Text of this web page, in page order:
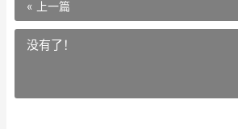
« 上一篇
没有了！